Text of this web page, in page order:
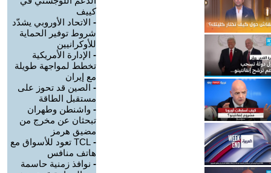
كييف
- الاتحاد الأوروبي يشدّد
شروط توفير الحماية
للأوكرانيين
- الإدارة الأمريكية
تخطط لمواجهة طويلة
مع إيران
- الصين قد تحوز على
مستقبل الطاقة
- واشنطن وطهران
تبحثان عن مخرج من
مضيق هرمز
-
TCL تعود للأسواق مع
هاتف منافس
- نوافذ زمنية حاسمة